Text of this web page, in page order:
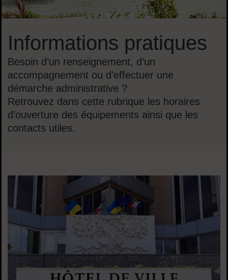
Informations pratiques
Besoin d’un renseignement, d’un
accompagnement ou d’effectuer une
démarche administrative ?
Retrouvez dans cette rubrique les horaires
d’ouverture des équipements ainsi que les
contacts utiles.
Dans cette rubrique